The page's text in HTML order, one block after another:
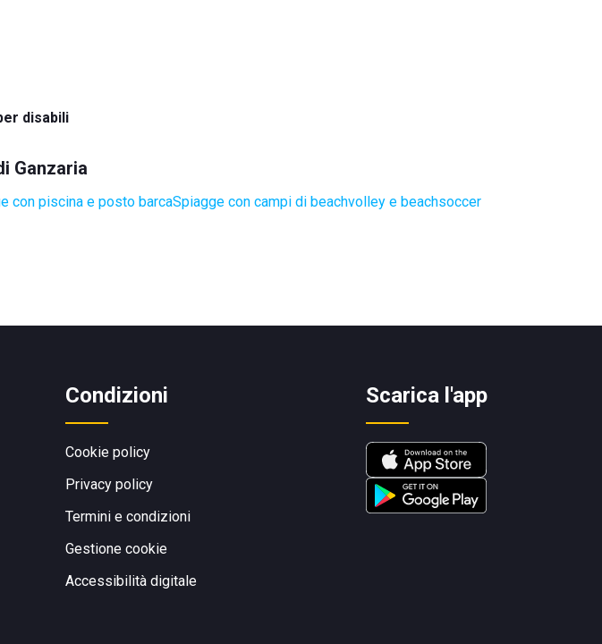
disabili
Ganzaria
con piscina e posto barcaSpiagge con campi di beachvolley e beachsoccer
Condizioni
Cookie policy
Privacy policy
Termini e condizioni
Gestione cookie
Accessibilità digitale
Scarica l'app